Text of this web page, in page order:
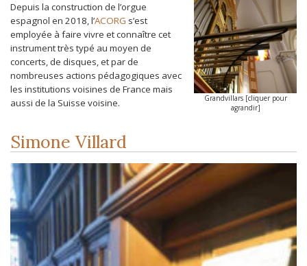
Grandvillars [cliquer pour
agrandir]
Depuis la construction de l’orgue
espagnol en 2018, l’ACORG s’est
employée à faire vivre et connaître cet
instrument très typé au moyen de
concerts, de disques, et par de
nombreuses actions pédagogiques avec
les institutions voisines de France mais
aussi de la Suisse voisine.
Simone Villard